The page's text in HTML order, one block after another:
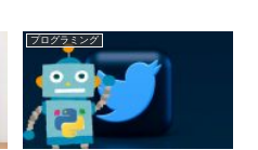
プログラミング